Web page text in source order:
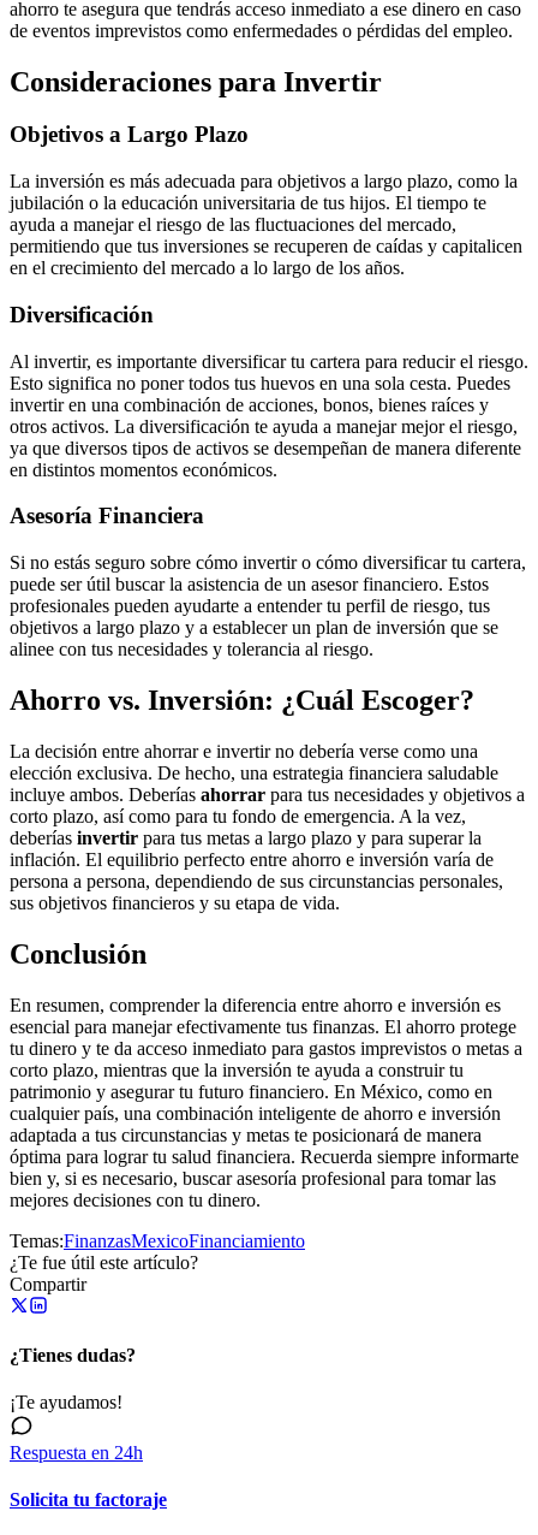
ahorro te asegura que tendrás acceso inmediato a ese dinero en caso
de eventos imprevistos como enfermedades o pérdidas del empleo.
Consideraciones para Invertir
Objetivos a Largo Plazo
La inversión es más adecuada para objetivos a largo plazo, como la
jubilación o la educación universitaria de tus hijos. El tiempo te
ayuda a manejar el riesgo de las fluctuaciones del mercado,
permitiendo que tus inversiones se recuperen de caídas y capitalicen
en el crecimiento del mercado a lo largo de los años.
Diversificación
Al invertir, es importante diversificar tu cartera para reducir el riesgo.
Esto significa no poner todos tus huevos en una sola cesta. Puedes
invertir en una combinación de acciones, bonos, bienes raíces y
otros activos. La diversificación te ayuda a manejar mejor el riesgo,
ya que diversos tipos de activos se desempeñan de manera diferente
en distintos momentos económicos.
Asesoría Financiera
Si no estás seguro sobre cómo invertir o cómo diversificar tu cartera,
puede ser útil buscar la asistencia de un asesor financiero. Estos
profesionales pueden ayudarte a entender tu perfil de riesgo, tus
objetivos a largo plazo y a establecer un plan de inversión que se
alinee con tus necesidades y tolerancia al riesgo.
Ahorro vs. Inversión: ¿Cuál Escoger?
La decisión entre ahorrar e invertir no debería verse como una
elección exclusiva. De hecho, una estrategia financiera saludable
incluye ambos. Deberías ahorrar para tus necesidades y objetivos a
corto plazo, así como para tu fondo de emergencia. A la vez,
deberías invertir para tus metas a largo plazo y para superar la
inflación. El equilibrio perfecto entre ahorro e inversión varía de
persona a persona, dependiendo de sus circunstancias personales,
sus objetivos financieros y su etapa de vida.
Conclusión
En resumen, comprender la diferencia entre ahorro e inversión es
esencial para manejar efectivamente tus finanzas. El ahorro protege
tu dinero y te da acceso inmediato para gastos imprevistos o metas a
corto plazo, mientras que la inversión te ayuda a construir tu
patrimonio y asegurar tu futuro financiero. En México, como en
cualquier país, una combinación inteligente de ahorro e inversión
adaptada a tus circunstancias y metas te posicionará de manera
óptima para lograr tu salud financiera. Recuerda siempre informarte
bien y, si es necesario, buscar asesoría profesional para tomar las
mejores decisiones con tu dinero.
Temas:FinanzasMexicoFinanciamiento
¿Te fue útil este artículo?
Compartir
¿Tienes dudas?
¡Te ayudamos!
Respuesta en 24h
Solicita tu factoraje